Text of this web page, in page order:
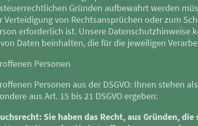
Gründen aufbewahrt werden
Verteidigung von Rechtsansprüchen oder zum
erforderlich ist. Unsere Datenschutzhinweise
Daten beinhalten, die für die jeweiligen
Personen
Personen aus der DSGVO: Ihnen stehen
aus Art. 15 bis 21 DSGVO ergeben:
Sie haben das Recht, aus Gründen,